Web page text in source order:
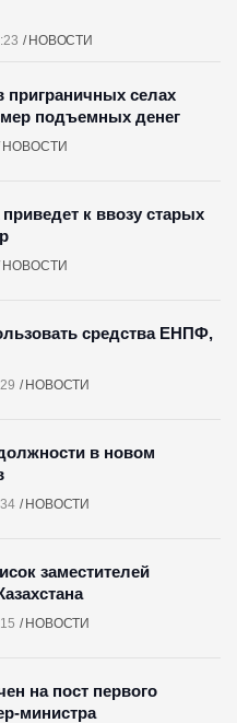
НОВОСТИ
НОВОСТИ
приграничных селах
подъемных денег
НОВОСТИ
к ввозу старых
НОВОСТИ
средства ЕНПФ,
НОВОСТИ
в новом
НОВОСТИ
заместителей
на пост первого
министра